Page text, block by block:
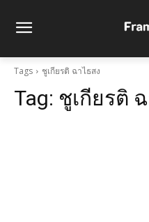
Tags ชูเกียรติ ฉาไธสง
Tag: ชูเกียรติ